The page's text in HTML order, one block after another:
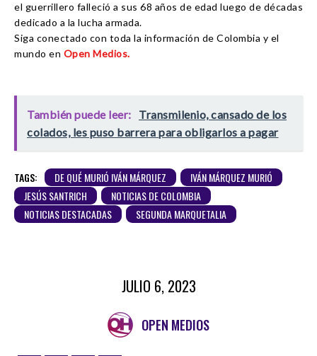
el guerrillero falleció a sus 68 años de edad luego de décadas
dedicado a la lucha armada.
Siga conectado con toda la información de Colombia y el
mundo en Open Medios.
También puede leer:
Transmilenio, cansado de los
colados, les puso barrera para obligarlos a pagar
TAGS: DE QUÉ MURIÓ IVÁN MÁRQUEZ
IVÁN MÁRQUEZ MURIÓ
JESÚS SANTRICH
NOTICIAS DE COLOMBIA
NOTICIAS DESTACADAS
SEGUNDA MARQUETALIA
JULIO 6, 2023
OPEN MEDIOS